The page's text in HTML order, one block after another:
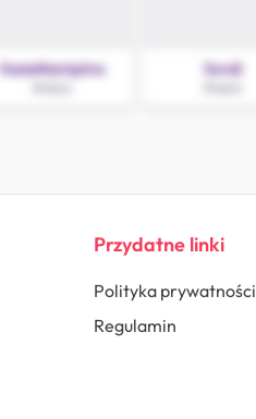
KasiaNamiętna Sendi
Przydatne linki
Polityka prywatności
Regulamin